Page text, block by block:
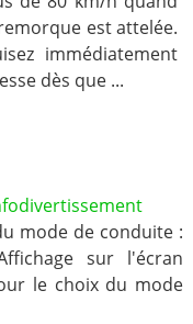
est attelée.
immédiatement
dès que ...
mode de conduite :
sur l'écran
le choix du mode